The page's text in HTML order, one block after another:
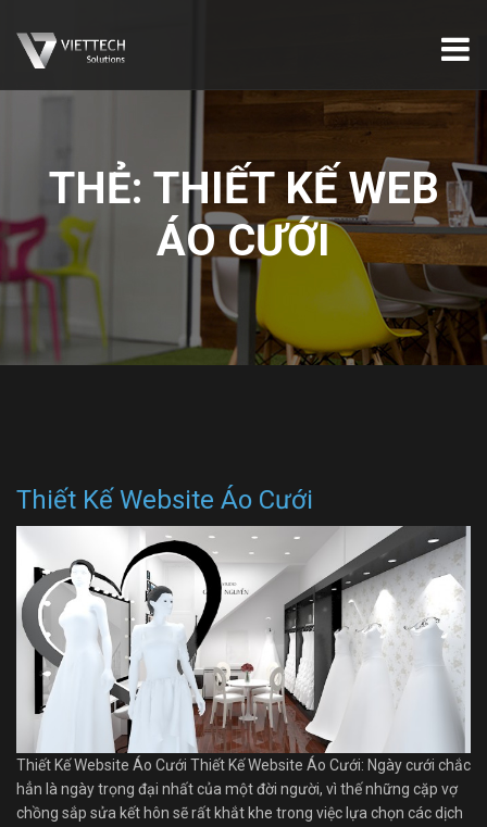
THẺ: THIẾT KẾ WEB
ÁO CƯỚI
Thiết Kế Website Áo Cưới
Thiết Kế Website Áo Cưới Thiết Kế Website Áo Cưới: Ngày cưới chắc
hẳn là ngày trọng đại nhất của một đời người, vì thế những cặp vợ
chồng sắp sửa kết hôn sẽ rất khắt khe trong việc lựa chọn các dịch